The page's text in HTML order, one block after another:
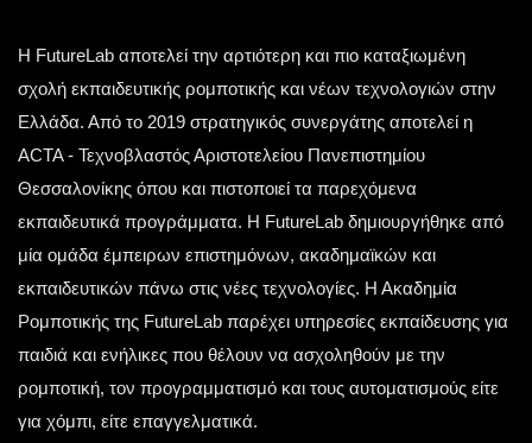
Η FutureLab αποτελεί την αρτιότερη και πιο καταξιωμένη
σχολή εκπαιδευτικής ρομποτικής και νέων τεχνολογιών στην
Ελλάδα. Από το 2019 στρατηγικός συνεργάτης αποτελεί η
ACTA - Τεχνοβλαστός Αριστοτελείου Πανεπιστημίου
Θεσσαλονίκης όπου και πιστοποιεί τα παρεχόμενα
εκπαιδευτικά προγράμματα. Η FutureLab δημιουργήθηκε από
μία ομάδα έμπειρων επιστημόνων, ακαδημαϊκών και
εκπαιδευτικών πάνω στις νέες τεχνολογίες. Η Ακαδημία
Ρομποτικής της FutureLab παρέχει υπηρεσίες εκπαίδευσης για
παιδιά και ενήλικες που θέλουν να ασχοληθούν με την
ρομποτική, τον προγραμματισμό και τους αυτοματισμούς είτε
για χόμπι, είτε επαγγελματικά.